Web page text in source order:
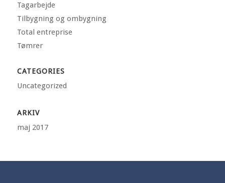
Tagarbejde
Tilbygning og ombygning
Total entreprise
Tømrer
CATEGORIES
Uncategorized
ARKIV
maj 2017